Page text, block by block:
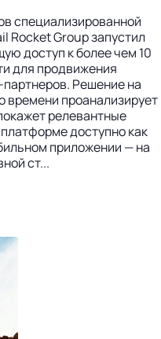
специализированной
Rocket Group запустил
доступ к более чем 10
для продвижения
Решение на
времени проанализирует
релевантные
доступно как
приложении — на
ст...